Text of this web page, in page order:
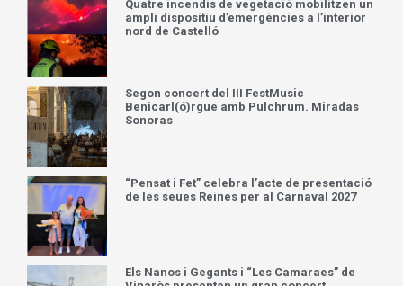
Quatre incendis de vegetació mobilitzen un
ampli dispositiu d’emergències a l’interior
nord de Castelló
Segon concert del III FestMusic
Benicarl(ó)rgue amb Pulchrum. Miradas
Sonoras
“Pensat i Fet” celebra l’acte de presentació
de les seues Reines per al Carnaval 2027
Els Nanos i Gegants i “Les Camaraes” de